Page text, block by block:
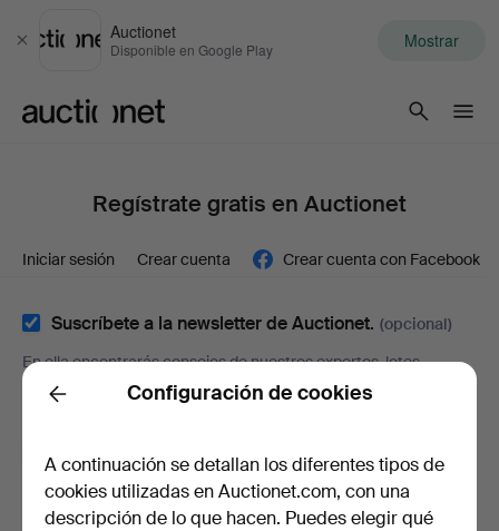
Cerrar
Auctionet
Disponible en Google Play Mostrar
Regístrate gratis en Auctionet
Iniciar sesión Crear cuenta Crear cuenta con Facebook
Suscríbete a la newsletter de Auctionet. (opcional)
En ella encontrarás consejos de nuestros expertos, lotes
seleccionados e inspiración. Y si cambias de opinión, puedes
darte de baja muy fácilmente.
Soy mayor de 18 años y acepto los
términos y
condiciones de uso
, y confirmo que he leído la
de privacidad
Back Configuración de cookies
A continuación se detallan los diferentes tipos de
cookies utilizadas en Auctionet.com, con una
descripción de lo que hacen. Puedes elegir qué